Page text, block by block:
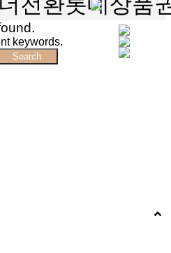
keywords.
Search